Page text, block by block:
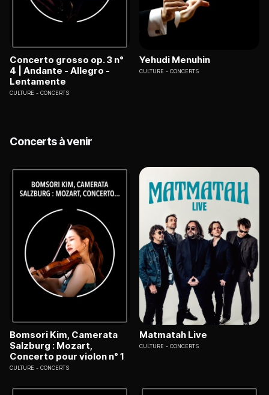
Concerto grosso op. 3 n°
4 | Andante - Allegro -
Lentamente
CULTURE CONCERTS
Yehudi Menuhin
CULTURE CONCERTS
Concerts à venir
Bomsori Kim, Camerata
Salzburg : Mozart,
Concerto pour violon n° 1
CULTURE CONCERTS
Matmatah Live
CULTURE CONCERTS